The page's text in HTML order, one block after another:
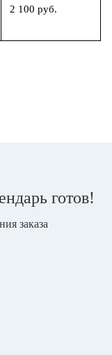
2 100 руб.
готов!
заказа